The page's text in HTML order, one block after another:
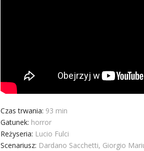
Czas trwania: 93 min
Gatunek: horror
Reżyseria: Lucio Fulci
Scenariusz: Dardano Sacchetti, Giorgio